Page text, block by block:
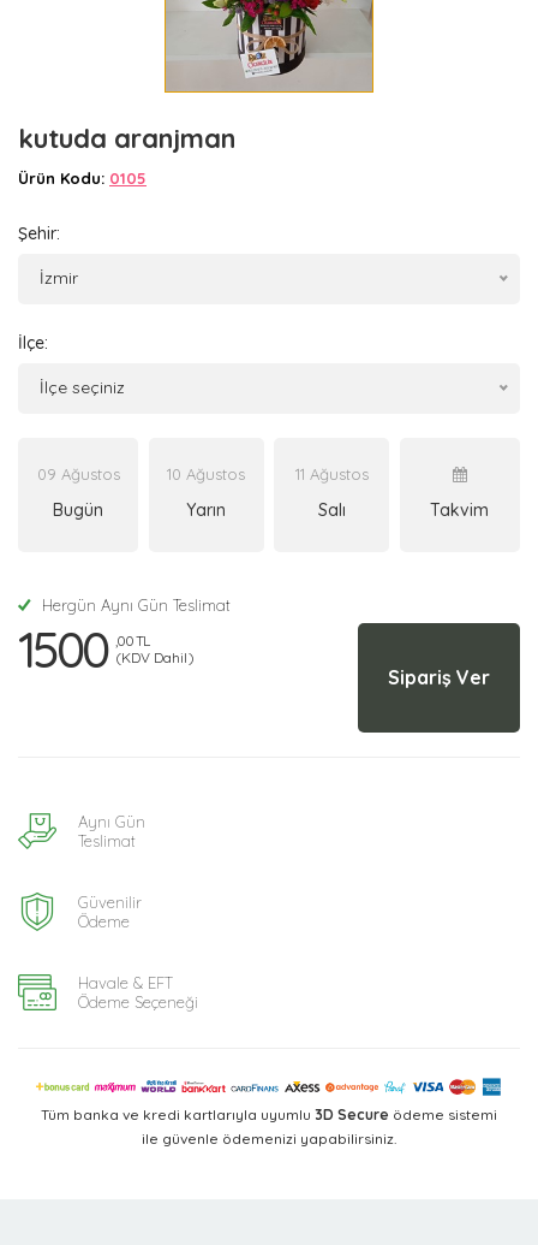
kutuda aranjman
Ürün Kodu: 0105
Şehir:
İzmir
İlçe:
İlçe seçiniz
09 Ağustos
Bugün
10 Ağustos
Yarın
11 Ağustos
Salı Takvim
Hergün Aynı Gün Teslimat
1500 ,00 TL
(KDV Dahil)
Sipariş Ver
Aynı Gün
Teslimat
Güvenilir
Ödeme
Havale & EFT
Ödeme Seçeneği
Tüm banka ve kredi kartlarıyla uyumlu 3D Secure ödeme sistemi
ile güvenle ödemenizi yapabilirsiniz.